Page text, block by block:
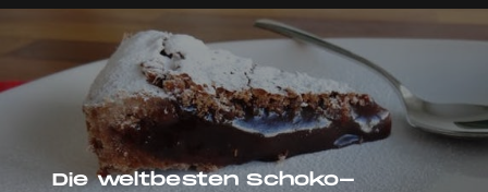
Die weltbesten Schoko-